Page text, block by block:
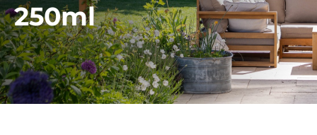
250ml